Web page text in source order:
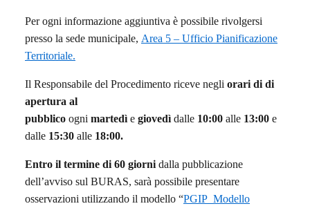
Per ogni informazione aggiuntiva è possibile rivolgersi
presso la sede municipale, Area 5 – Ufficio Pianificazione
Territoriale.
Il Responsabile del Procedimento riceve negli orari di di
apertura al
pubblico ogni martedì e giovedì dalle 10:00 alle 13:00 e
dalle 15:30 alle 18:00.
Entro il termine di 60 giorni dalla pubblicazione
dell’avviso sul BURAS, sarà possibile presentare
osservazioni utilizzando il modello “PGIP_Modello